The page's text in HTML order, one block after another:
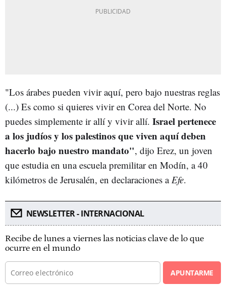
"Los árabes pueden vivir aquí, pero bajo nuestras reglas
(...) Es como si quieres vivir en Corea del Norte. No
puedes simplemente ir allí y vivir allí. Israel pertenece
a los judíos y los palestinos que viven aquí deben
hacerlo bajo nuestro mandato", dijo Erez, un joven
que estudia en una escuela premilitar en Modín, a 40
kilómetros de Jerusalén, en declaraciones a Efe.
NEWSLETTER - INTERNACIONAL
Recibe de lunes a viernes las noticias clave de lo que
ocurre en el mundo
APUNTARME